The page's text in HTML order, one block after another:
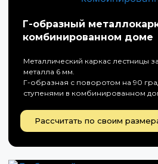
Г-образный
комбинированном доме
Металлический каркас лестницы
металла 6 мм.
Г-образная с поворотом на 90
ступенями в комбинированном
Рассчитать по своим